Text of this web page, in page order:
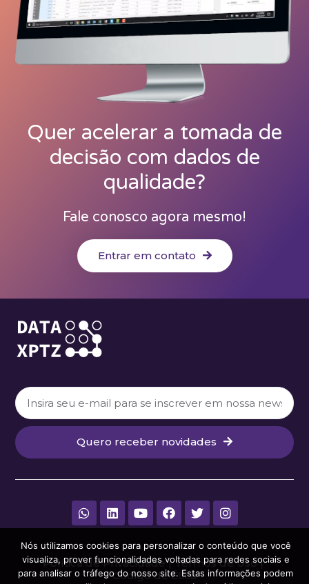
Quer acelerar a tomada de
decisão com dados de
qualidade?
Fale conosco agora mesmo!
Entrar em contato
Quero receber novidades
Política de Privacidade|Termos de Uso|
Código de Ética
Nós utilizamos cookies para personalizar o conteúdo que você
visualiza, prover funcionalidades voltadas para redes sociais e
para analisar o tráfego do nosso site. Estas informações podem